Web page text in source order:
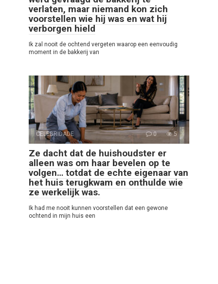
verlaten, maar niemand kon zich
voorstellen wie hij was en wat hij
verborgen hield
Ik zal nooit de ochtend vergeten waarop een eenvoudig
moment in de bakkerij van
CELEBRIDADE 0 5
Ze dacht dat de huishoudster er
alleen was om haar bevelen op te
volgen… totdat de echte eigenaar van
het huis terugkwam en onthulde wie
ze werkelijk was.
Ik had me nooit kunnen voorstellen dat een gewone
ochtend in mijn huis een